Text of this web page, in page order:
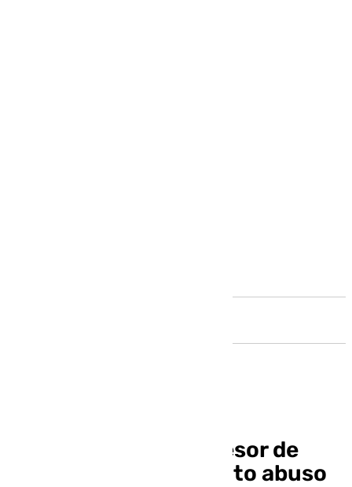
Investigan a un profesor de
Casariche por presunto abuso